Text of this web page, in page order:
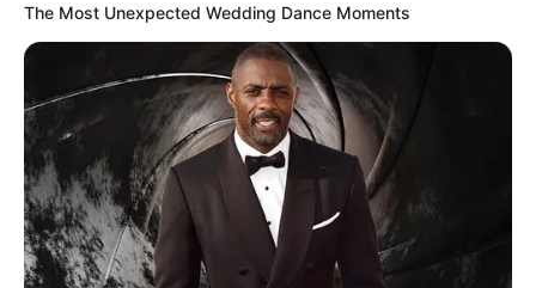
The Most Unexpected Wedding Dance Moments